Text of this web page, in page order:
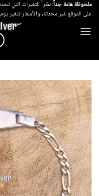
تخطي
للمحتوى
ملحوظة هامة جداً:نظراً للتغيرات التي
على الموقع غير محدثة، والأسعار تتغير
حريمي /